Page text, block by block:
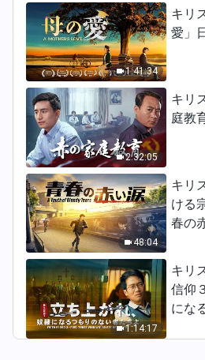
11:15
5:36
日々の神の御言葉
認識する | 抜粋
8:24
日々の神の御言
認識する | 抜粋
14:43
日々の神の御言
認識する | 抜粋
15:21
日々の神の御言葉
認識する | 抜粋
1:41:34
キリ
愛」
2:32:05
キリ
庭教
48:04
キリ
ける
春の
1:14:17
キリ
信仰
にな